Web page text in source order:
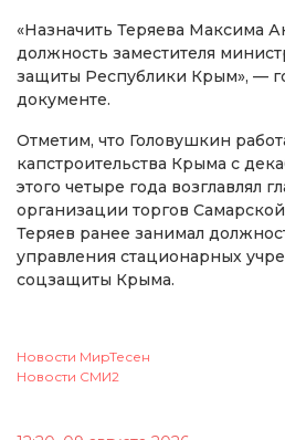
«Назначить Теряева Максима
должность заместителя
защиты Республики Крым», —
документе.
Отметим, что Головушкин
капстроительства Крыма с
этого четыре года возглавлял
организации торгов Самарской
Теряев ранее занимал
управления стационарных
соцзащиты Крыма.
Новости МирТесен
Новости СМИ2